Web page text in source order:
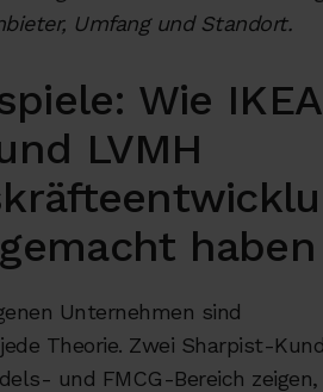
Umfang und Standort.
Wie IKEA
LVMH
haben
Unternehmen sind
Theorie. Zwei Sharpist-
und FMCG-Bereich